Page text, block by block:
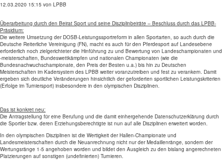
12.03.2020 15:15 von LPBB
Überarbeitung durch den Beirat Sport und seine Disziplinbeiräte – Beschluss durch das LPBB-
Präsidium:
Die weitere Umsetzung der DOSB-Leistungssportreform in allen Sportarten, so auch durch die
Deutsche Reiterliche Vereinigung (FN), macht es auch für den Pferdesport auf Landesebene
erforderlich noch zielgerichteter die Hinführung zu und Bewertung von Landeschampionaten und
-meisterschaften, Bundeswettkämpfen und nationalen Championaten (wie die
Bundesnachwuchschampionate, den Preis der Besten u.a.) bis hin zu Deutschen
Meisterschaften im Kadersystem des LPBB weiter voranzutreiben und fest zu verankern. Damit
ergeben sich deutliche Veränderungen hinsichtlich der geforderten sportlichen Leistungskriterien
(Erfolge im Turniersport) insbesondere in den olympischen Disziplinen.
Das ist konkret neu:
Die Antragstellung für eine Berufung und die damit einhergehende Datenschutzerklärung durch
die Sportler bzw. deren Erziehungsberechtigte ist nun auf alle Disziplinen erweitert worden.
In den olympischen Disziplinen ist die Wertigkeit der Hallen-Championate und
Landesmeisterschaften durch die Neuanrechnung nicht nur der Medaillenränge, sondern der
Wertungsränge 1-5 angehoben worden und bildet den Ausgleich zu den bislang angerechneten
Platzierungen auf sonstigen (undefinierten) Turnieren.